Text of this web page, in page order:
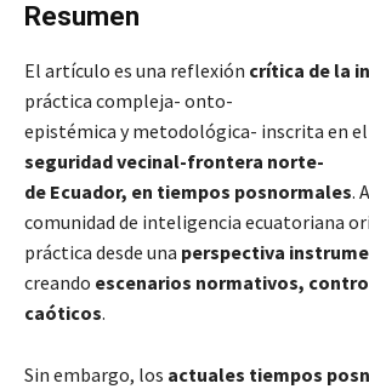
Resumen
El artículo es una reflexión crítica de la
práctica compleja- onto-
epistémica y metodológica- inscrita en el
seguridad vecinal-frontera norte-
de Ecuador, en tiempos posnormales.
comunidad de inteligencia ecuatoriana
práctica desde una perspectiva
creando escenarios normativos,
caóticos.
Sin embargo, los actuales tiempos